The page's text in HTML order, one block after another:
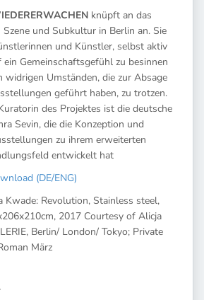
knüpft an das
und Subkultur in Berlin an. Sie
und Künstler, selbst aktiv
Gemeinschaftsgefühl zu besinnen
widrigen Umständen, die zur Absage
geführt haben, zu trotzen.
des Projektes ist die deutsche
Sevin, die die Konzeption und
zu ihrem erweiterten
entwickelt hat
(DE/ENG)
Kwade: Revolution, Stainless steel,
2017 Courtesy of Alicja
Berlin/ London/ Tokyo; Private
März